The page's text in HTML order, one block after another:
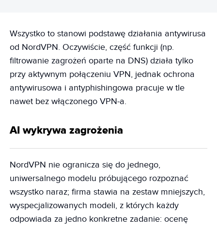
Wszystko to stanowi podstawę działania antywirusa
od NordVPN. Oczywiście, część funkcji (np.
filtrowanie zagrożeń oparte na DNS) działa tylko
przy aktywnym połączeniu VPN, jednak ochrona
antywirusowa i antyphishingowa pracuje w tle
nawet bez włączonego VPN-a.
AI wykrywa zagrożenia
NordVPN nie ogranicza się do jednego,
uniwersalnego modelu próbującego rozpoznać
wszystko naraz; firma stawia na zestaw mniejszych,
wyspecjalizowanych modeli, z których każdy
odpowiada za jedno konkretne zadanie: ocenę